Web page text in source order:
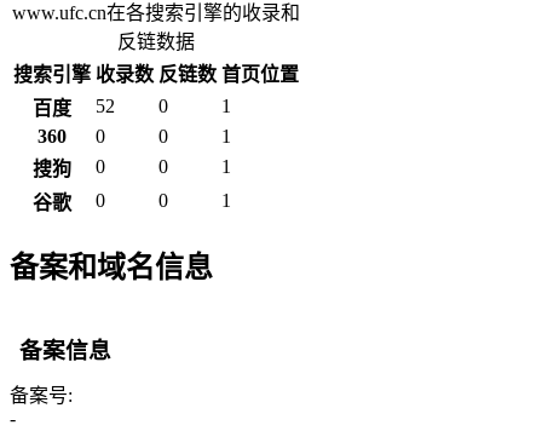
www.ufc.cn在各搜索引擎的收录和
反链数据
搜索引擎 收录数 反链数 首页位置
百度
52 0
1
360
0 0
1
搜狗
0 0
1
谷歌
0 0 1
备案和域名信息
备案信息
备案号:
-